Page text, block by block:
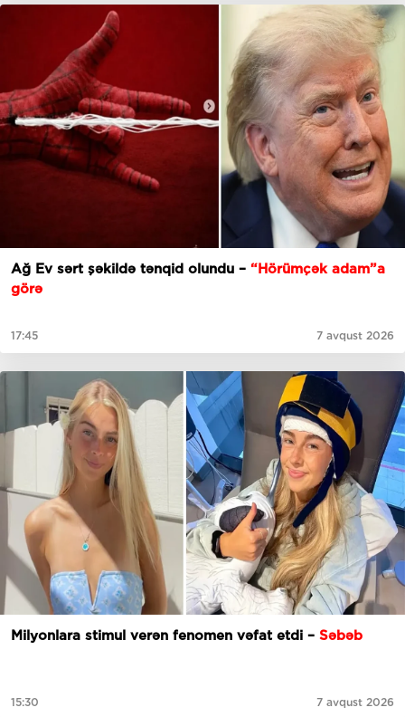
Ağ Ev sərt şəkildə tənqid olundu – “Hörümçək adam”a
görə
17:45 7 avqust 2026
Milyonlara stimul verən fenomen vəfat etdi – Səbəb
15:30 7 avqust 2026